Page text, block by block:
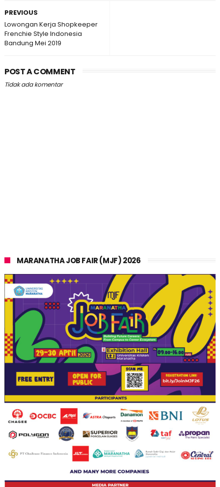
PREVIOUS
Lowongan Kerja Shopkeeper
Frenchie Style Indonesia
Bandung Mei 2019
POST A COMMENT
Tidak ada komentar
MARANATHA JOB FAIR (MJF) 2026